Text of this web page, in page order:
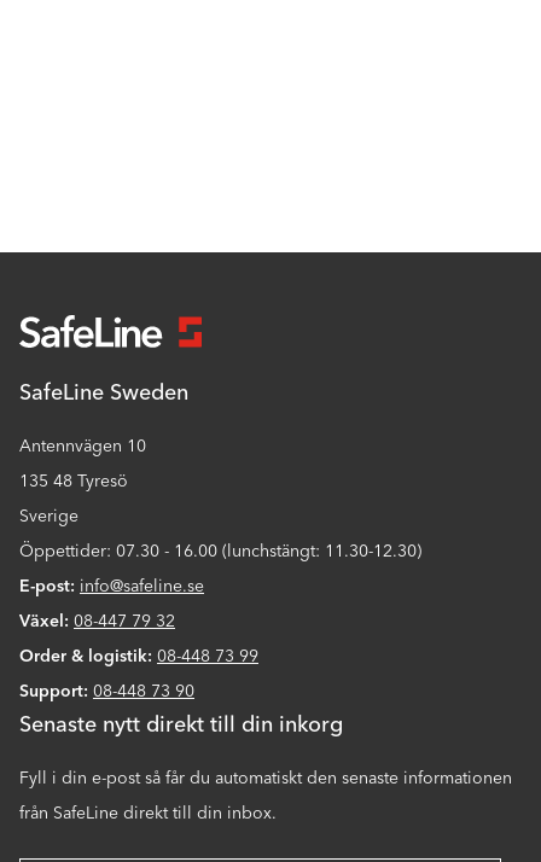
SafeLine Sweden
Antennvägen 10
135 48 Tyresö
Sverige
Öppettider: 07.30 - 16.00 (lunchstängt: 11.30-12.30)
E-post: info@safeline.se
Växel: 08-447 79 32
Order & logistik: 08-448 73 99
Support: 08-448 73 90
Senaste nytt direkt till din inkorg
Fyll i din e-post så får du automatiskt den senaste informationen
från SafeLine direkt till din inbox.